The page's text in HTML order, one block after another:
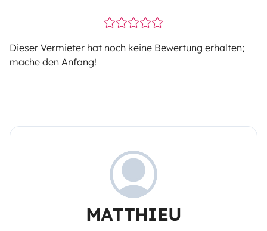
Dieser Vermieter hat noch keine Bewertung erhalten;
mache den Anfang!
MATTHIEU